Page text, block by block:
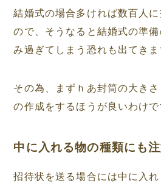
結婚式の場合多ければ数百人
ので、そうなると結婚式の準
み過ぎてしまう恐れも出てきま
その為、まずｈあ封筒の大き
の作成をするほうが良いわけで
中に入れる物の種類にも
招待状を送る場合には中に入